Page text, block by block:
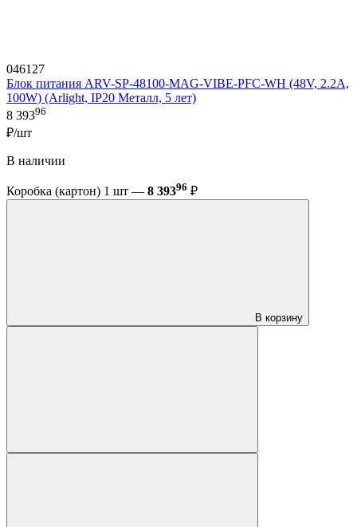
046127
Блок питания ARV-SP-48100-MAG-VIBE-PFC-WH (48V, 2.2A,
100W) (Arlight, IP20 Металл, 5 лет)
8 39396
₽/шт
В наличии
Коробка (картон) 1 шт — 8 39396 ₽
В корзину